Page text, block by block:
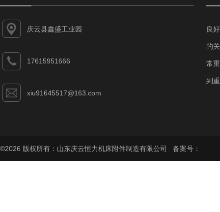
庆云县鑫盛工业园
17615951666
xiu91645517@163.com
良
的
常
到
©2026 版权所有：山东庆云恒力机床附件制造有限公司 备案号：